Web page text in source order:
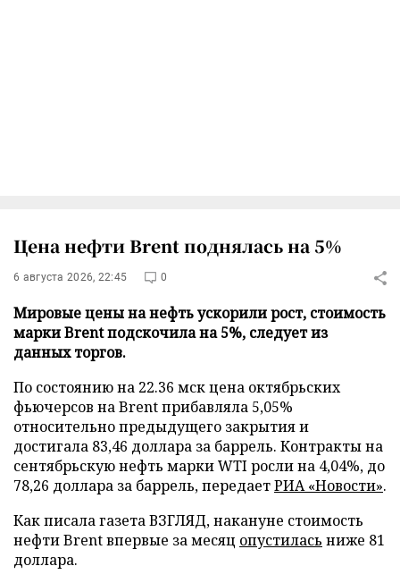
Цена нефти Brent поднялась на 5%
6 августа 2026, 22:45 0
Мировые цены на нефть ускорили рост, стоимость
марки Brent подскочила на 5%, следует из
данных торгов.
По состоянию на 22.36 мск цена октябрьских
фьючерсов на Brent прибавляла 5,05%
относительно предыдущего закрытия и
достигала 83,46 доллара за баррель. Контракты на
сентябрьскую нефть марки WTI росли на 4,04%, до
78,26 доллара за баррель, передаетРИА «Новости».
Как писала газета ВЗГЛЯД, накануне стоимость
нефти Brent впервые за месяц опустилась ниже 81
доллара.